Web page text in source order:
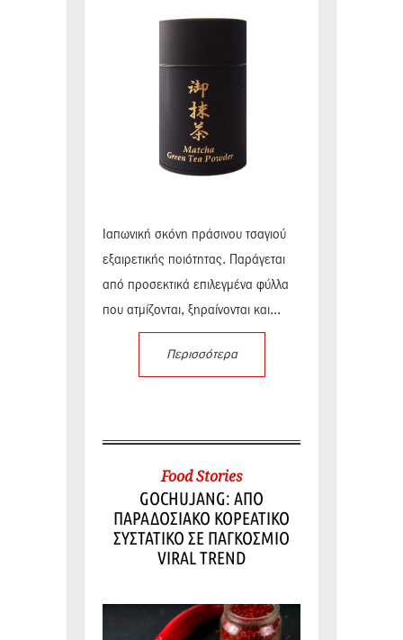
Ιαπωνική σκόνη πράσινου τσαγιού
εξαιρετικής ποιότητας. Παράγεται
από προσεκτικά επιλεγμένα φύλλα
που ατμίζονται, ξηραίνονται και...
Περισσότερα
Food Stories
GOCHUJANG: ΑΠΟ
ΠΑΡΑΔΟΣΙΑΚΟ ΚΟΡΕΑΤΙΚΟ
ΣΥΣΤΑΤΙΚΟ ΣΕ ΠΑΓΚΟΣΜΙΟ
VIRAL TREND